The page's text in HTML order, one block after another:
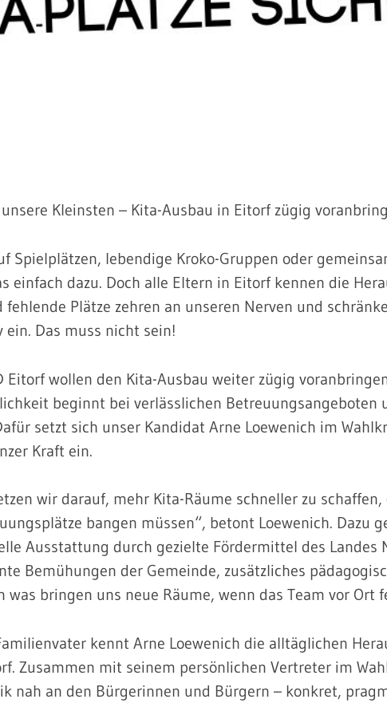
Kleinsten – Kita-Ausbau in Eitorf zügig
Spielplätzen, lebendige Kroko-Gruppen oder
einfach dazu. Doch alle Eltern in Eitorf kennen die
fehlende Plätze zehren an unseren Nerven und
ein. Das muss nicht sein!
Eitorf wollen den Kita-Ausbau weiter zügig
beginnt bei verlässlichen Betreuungsangeboten
setzt sich unser Kandidat Arne Loewenich im
Kraft ein.
wir darauf, mehr Kita-Räume schneller zu
bangen müssen“, betont Loewenich. Dazu
Ausstattung durch gezielte Fördermittel des Landes
Bemühungen der Gemeinde, zusätzliches
was bringen uns neue Räume, wenn das Team vor Ort
kennt Arne Loewenich die alltäglichen
Zusammen mit seinem persönlichen Vertreter im
nah an den Bürgerinnen und Bürgern – konkret,